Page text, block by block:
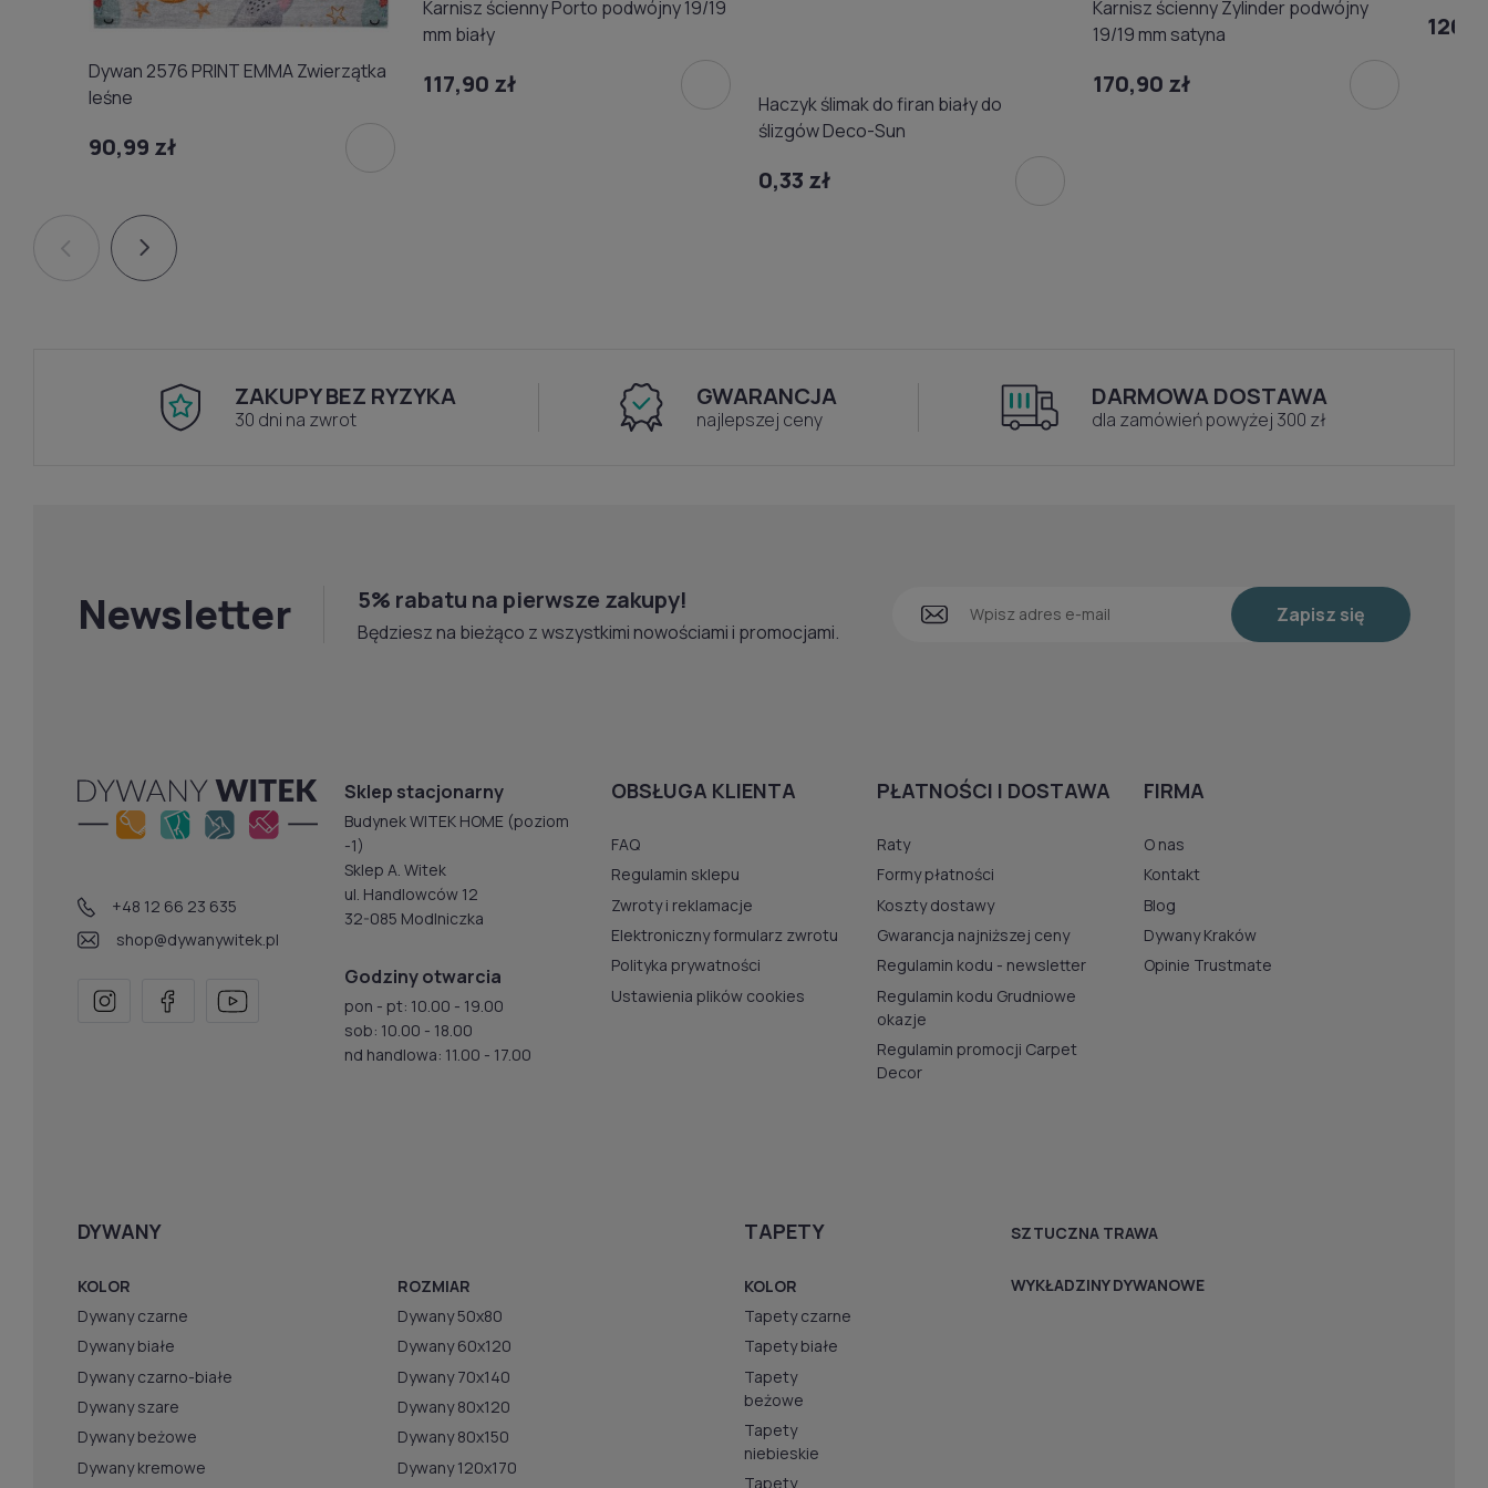
Dywan 2576 PRINT EMMA Zwierzątka
leśne
90,99 zł
Karnisz ścienny Porto podwójny 19/19
mm biały
117,90 zł
Haczyk ślimak do firan biały do
ślizgów Deco-Sun
0,33 zł
Karnisz ścienny Zylinder podwójny
19/19 mm satyna
170,90 zł
ZAKUPY BEZ RYZYKA
30 dni na zwrot
GWARANCJA
najlepszej ceny
DARMOWA DOSTAWA
dla zamówień powyżej 300 zł
Newsletter 5% rabatu na pierwsze zakupy!
Będziesz na bieżąco z wszystkimi nowościami i promocjami.
Zapisz się
+48 12 66 23 635
shop@dywanywitek.pl
Sklep stacjonarny
Budynek WITEK HOME (poziom
-1)
Sklep A. Witek
ul. Handlowców 12
32-085 Modlniczka
Godziny otwarcia
pon - pt: 10.00 - 19.00
sob: 10.00 - 18.00
nd handlowa: 11.00 - 17.00
OBSŁUGA KLIENTA
FAQ
Regulamin sklepu
Zwroty i reklamacje
Elektroniczny formularz zwrotu
Polityka prywatności
Ustawienia plików cookies
PŁATNOŚCI I DOSTAWA
Raty
Formy płatności
Koszty dostawy
Gwarancja najniższej ceny
Regulamin kodu - newsletter
Regulamin kodu Grudniowe
okazje
Regulamin promocji Carpet
Decor
FIRMA
O nas
Kontakt
Blog
Dywany Kraków
Opinie Trustmate
DYWANY
KOLOR
Dywany czarne
Dywany białe
Dywany czarno-białe
Dywany szare
Dywany beżowe
Dywany kremowe
ROZMIAR
Dywany 50x80
Dywany 60x120
Dywany 70x140
Dywany 80x120
Dywany 80x150
Dywany 120x170
TAPETY
KOLOR
Tapety czarne
Tapety białe
Tapety
beżowe
Tapety
niebieskie
Tapety
SZTUCZNA TRAWA
WYKŁADZINY DYWANOWE